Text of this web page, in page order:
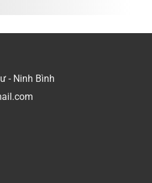
- Ninh Bình